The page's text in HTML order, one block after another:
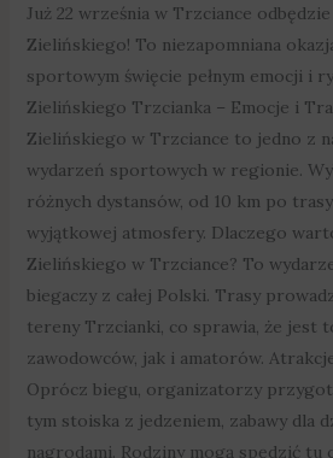
Już 22 września w Trzciance
Zielińskiego! To niezapomniana
sportowym święcie pełnym emocji i
Zielińskiego Trzcianka – Emocje i
Zielińskiego w Trzciance to jedno z
wydarzeń sportowych w regionie.
różnych dystansów, od 10 km po
wyjątkowej atmosfery. Dlaczego
Zielińskiego w Trzciance? To
biegaczy z całej Polski. Trasy
tereny Trzcianki, co sprawia, że jest
zawodowców, jak i amatorów.
Oprócz biegu, organizatorzy
tym stoiska z jedzeniem, zabawy dla
nagrodami. Rodziny mogą spędzić tu